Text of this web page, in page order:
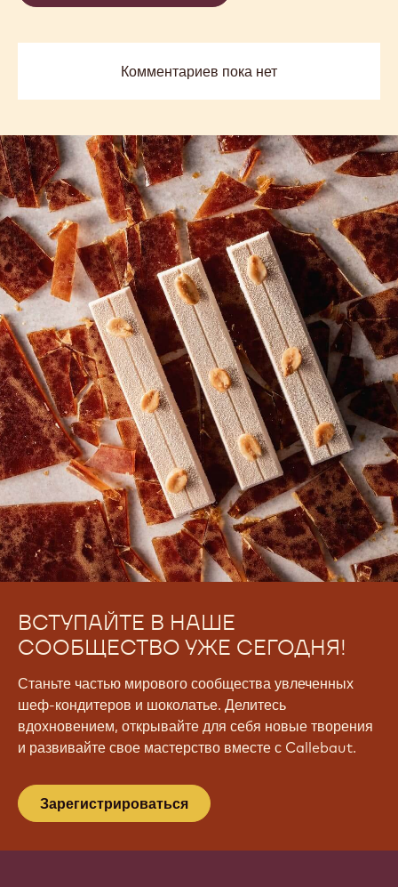
Комментариев пока нет
ВСТУПАЙТЕ В НАШЕ
СООБЩЕСТВО УЖЕ СЕГОДНЯ!
Станьте частью мирового сообщества увлеченных
шеф-кондитеров и шоколатье. Делитесь
вдохновением, открывайте для себя новые творения
и развивайте свое мастерство вместе с Callebaut.
Зарегистрироваться